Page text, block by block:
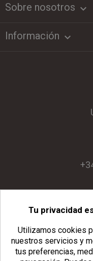
Sobre nosotros keyboard_arrow_down
Información 
Tu privacidad
Utilizamos cookies
nuestros servicios y
tus preferencias,